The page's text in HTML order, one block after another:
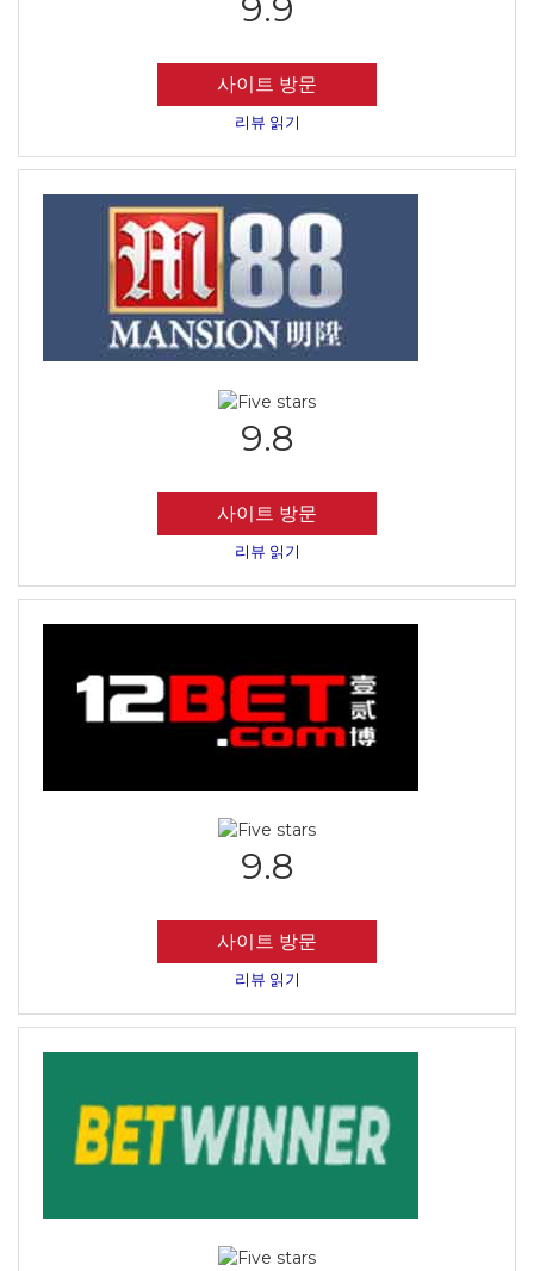
9.9
사이트 방문
리뷰 읽기
9.8
사이트 방문
리뷰 읽기
9.8
사이트 방문
리뷰 읽기